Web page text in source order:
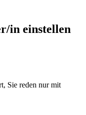
in einstellen
Sie reden nur mit